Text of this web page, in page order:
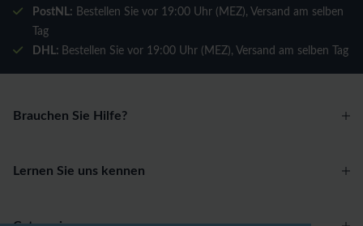
PostNL: Bestellen Sie vor 19:00 Uhr (MEZ), Versand am selben
Tag
DHL: Bestellen Sie vor 19:00 Uhr (MEZ), Versand am selben Tag
Brauchen Sie Hilfe?
Lernen Sie uns kennen